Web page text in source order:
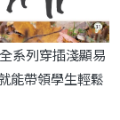
系列穿插淺顯易
能帶領學生輕鬆